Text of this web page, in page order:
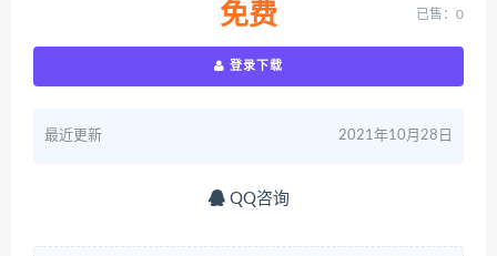
免费 已售：0
登录下载
最近更新 2021年10月28日
QQ咨询